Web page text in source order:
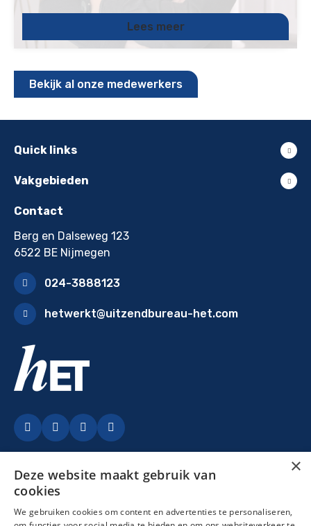
Junior Recruiter
Lees meer
Bekijk al onze medewerkers
Quick links
Vakgebieden
Contact
Berg en Dalseweg 123
6522 BE Nijmegen
024-3888123
hetwerkt@uitzendbureau-het.com
Facebook
LinkedInInstagram
×
Deze website maakt gebruik van
cookies
We gebruiken cookies om content en advertenties te personaliseren,